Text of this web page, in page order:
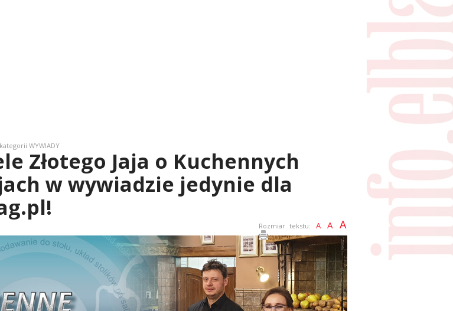
WYWIADY
Złotego Jaja o Kuchennych
w wywiadzie jedynie dla
Rozmiar tekstu: A A A